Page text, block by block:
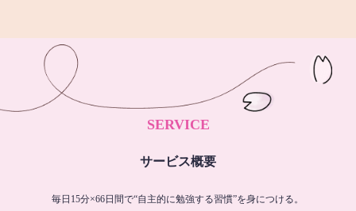
SERVICE
サービス概要
毎日15分×66日間で“自主的に勉強する習慣”を身につける。